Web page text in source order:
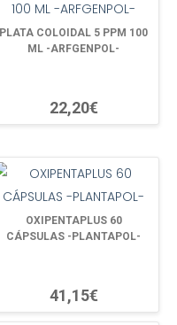
PLATA COLOIDAL 5 PPM 100
ML -ARFGENPOL-
22,20€
OXIPENTAPLUS 60
CÁPSULAS -PLANTAPOL-
41,15€